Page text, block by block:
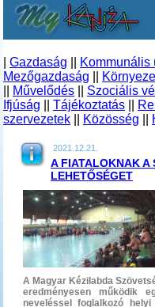
Gazdaság Kommunális
Mezőgazdaság
Művelődés Szociális
Ifjúság
Tájékoztatás
szervezetek
Közösség
2021.12.21.
A FIATALOKNAK A
LEHETŐSÉGET
A Magyar Kézilabda
eredményesen működik
neveléssel foglalkozó